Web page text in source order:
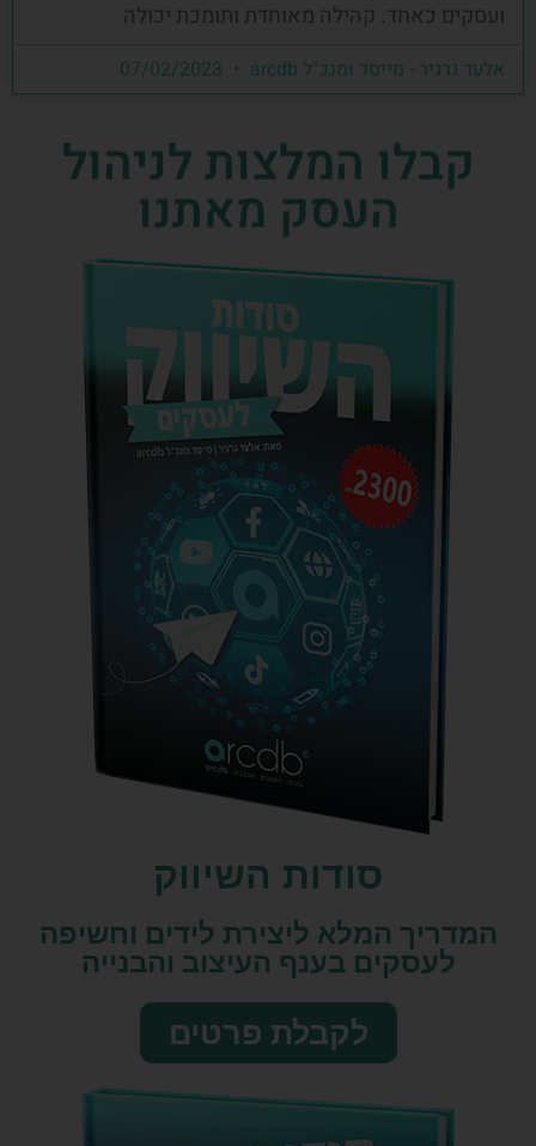
ועסקים כאחד. קהילה מאוחדת ותומכת יכולה
אלעד גרגיר - מייסד ומנכ"ל arcdb
קבלו המלצות לניהול
העסק מאתנו
סודות השיווק​
המדריך המלא ליצירת לידים וחשיפה
לעסקים בענף העיצוב והבנייה
לקבלת פרטים